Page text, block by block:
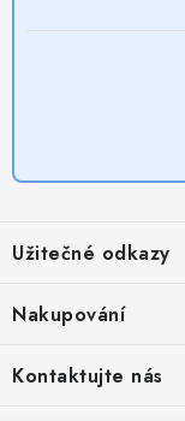
p
a
Užitečné odkazy
Provizní systém
Nakupování
Kontaktujte nás